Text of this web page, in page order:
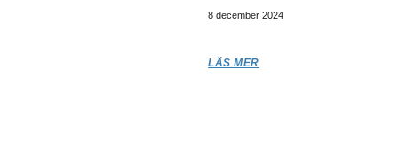
8 december 2024
LÄS MER